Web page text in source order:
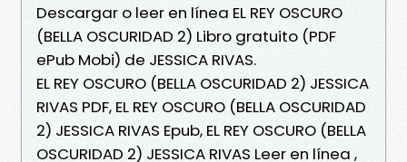
Descargar o leer en línea EL REY OSCURO
(BELLA OSCURIDAD 2) Libro gratuito (PDF
ePub Mobi) de JESSICA RIVAS.
EL REY OSCURO (BELLA OSCURIDAD 2) JESSICA
RIVAS PDF, EL REY OSCURO (BELLA OSCURIDAD
2) JESSICA RIVAS Epub, EL REY OSCURO (BELLA
OSCURIDAD 2) JESSICA RIVAS Leer en línea ,